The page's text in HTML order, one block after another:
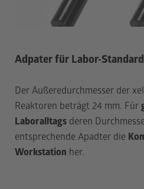
Adpater für Labor-
Der Äußeredurchmesser der
Reaktoren beträgt 24 mm. Für
Laboralltags deren
entsprechende Apadter die
Workstation her.